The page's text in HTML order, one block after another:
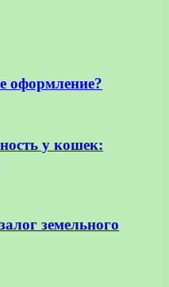
оформление?
у кошек:
земельного